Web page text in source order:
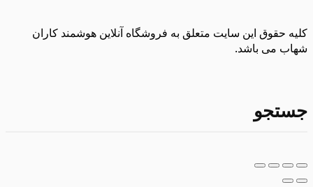
کلیه حقوق این سایت متعلق به فروشگاه آنلاین هوشمند کاران
شهاب می باشد.
جستجو